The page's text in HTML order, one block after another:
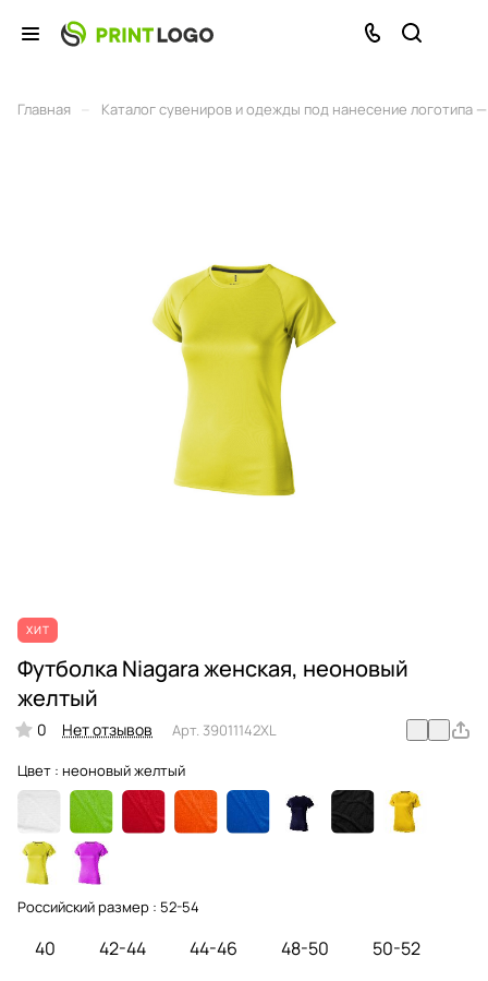
Главная Каталог сувениров и одежды под нанесение логотипа
ХИТ
Футболка Niagara женская, неоновый
желтый
0 Нет отзывов Арт. 39011142XL
Цвет : неоновый желтый
Российский размер : 52-54
40 42-44 44-46 48-50 50-52